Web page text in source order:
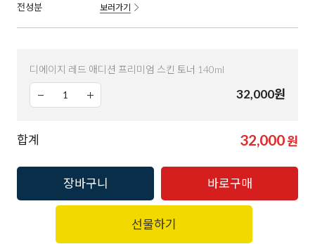
전성분 보러가기
디에이지 레드 애디션 프리미엄 스킨 토너 140ml
32,000원
합계 32,000원
장바구니 바로구매
선물하기